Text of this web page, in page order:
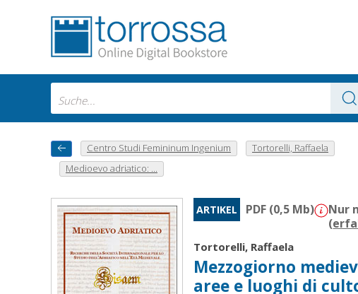
Centro Studi Femininum Ingenium
Tortorelli, Raffaela
Medioevo adriatico: ...
ARTIKEL PDF (0,5 Mb)
Nur
(
Tortorelli, Raffaela
Mezzogiorno
aree e luoghi di